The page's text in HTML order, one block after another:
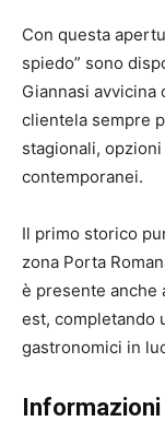
Con questa
spiedo” sono
Giannasi
clientela sempre
stagionali,
contemporanei.
Il primo storico
zona Porta
è presente anche
est, completando
gastronomici in